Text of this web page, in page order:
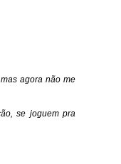
agora não me
se joguem pra